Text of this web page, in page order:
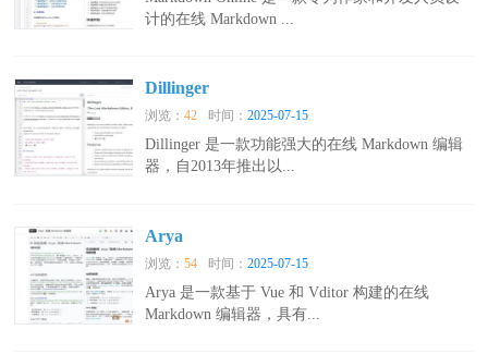
计的在线 Markdown ...
Dillinger
浏览：42 时间：2025-07-15
Dillinger 是一款功能强大的在线 Markdown 编辑
器，自2013年推出以...
Arya
浏览：54 时间：2025-07-15
Arya 是一款基于 Vue 和 Vditor 构建的在线
Markdown 编辑器，具有...